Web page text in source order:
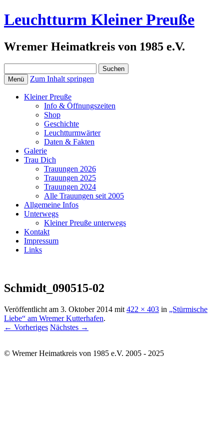
Leuchtturm Kleiner Preuße
Wremer Heimatkreis von 1985 e.V.
nach:
Menü Zum Inhalt springen
Kleiner Preuße
Info & Öffnungszeiten
Shop
Geschichte
Leuchtturmwärter
Daten & Fakten
Galerie
Trau Dich
Trauungen 2026
Trauungen 2025
Trauungen 2024
Alle Trauungen seit 2005
Allgemeine Infos
Unterwegs
Kleiner Preuße unterwegs
Kontakt
Impressum
Links
Schmidt_090515-02
Veröffentlicht am 3. Oktober 2014 mit 422 × 403 in „Stürmische
Liebe“ am Wremer Kutterhafen.
← Vorheriges Nächstes →
© Wremer Heimatkreis von 1985 e.V. 2005 - 2025